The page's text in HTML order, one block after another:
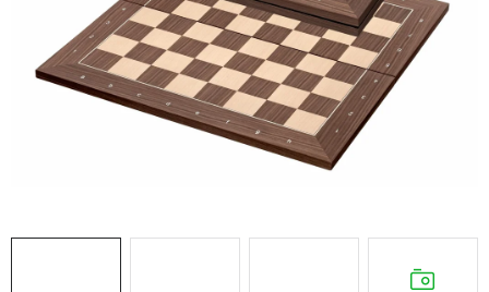
SCHACH ONLINE
SCHACH-MERCH
SCHACH GESCHENKE
KONTAKT